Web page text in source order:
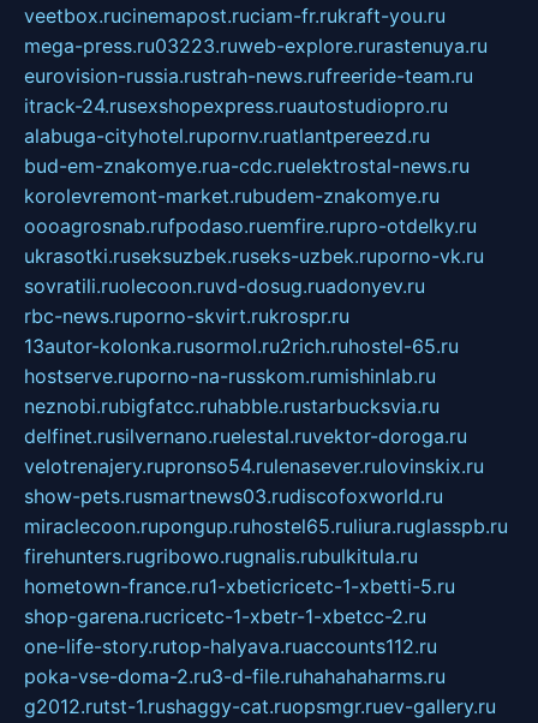
veetbox.rucinemapost.ruciam-fr.rukraft-you.ru
mega-press.ru03223.ruweb-explore.rurastenuya.ru
eurovision-russia.rustrah-news.rufreeride-team.ru
itrack-24.rusexshopexpress.ruautostudiopro.ru
alabuga-cityhotel.rupornv.ruatlantpereezd.ru
bud-em-znakomye.rua-cdc.ruelektrostal-news.ru
korolevremont-market.rubudem-znakomye.ru
oooagrosnab.rufpodaso.ruemfire.rupro-otdelky.ru
ukrasotki.ruseksuzbek.ruseks-uzbek.ruporno-vk.ru
sovratili.ruolecoon.ruvd-dosug.ruadonyev.ru
rbc-news.ruporno-skvirt.rukrospr.ru
13autor-kolonka.rusormol.ru2rich.ruhostel-65.ru
hostserve.ruporno-na-russkom.rumishinlab.ru
neznobi.rubigfatcc.ruhabble.rustarbucksvia.ru
delfinet.rusilvernano.ruelestal.ruvektor-doroga.ru
velotrenajery.rupronso54.rulenasever.rulovinskix.ru
show-pets.rusmartnews03.rudiscofoxworld.ru
miraclecoon.rupongup.ruhostel65.ruliura.ruglasspb.ru
firehunters.rugribowo.rugnalis.rubulkitula.ru
hometown-france.ru1-xbeticricetc-1-xbetti-5.ru
shop-garena.rucricetc-1-xbetr-1-xbetcc-2.ru
one-life-story.rutop-halyava.ruaccounts112.ru
poka-vse-doma-2.ru3-d-file.ruhahahaharms.ru
g2012.rutst-1.rushaggy-cat.ruopsmgr.ruev-gallery.ru